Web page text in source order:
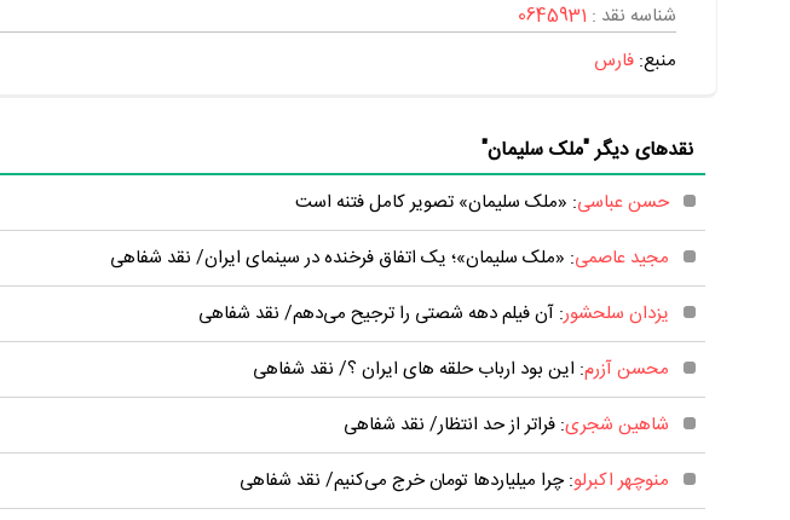
شناسه نقد : 0645931
منبع:فارس
نقدهای دیگر "ملک سلیمان"
حسن عباسی: «ملک سلیمان» تصویر کامل فتنه است
مجید عاصمی: «ملک سلیمان»؛ یک اتفاق فرخنده در سینمای ایران/ نقد شفاهی
یزدان سلحشور: آن فیلم دهه شصتی را ترجیح می‌دهم/ نقد شفاهی
محسن آزرم: این بود ارباب حلقه های ایران ؟/ نقد شفاهی
شاهین شجری: فراتر از حد انتظار/ نقد شفاهی
منوچهر اکبرلو: چرا میلیارد‌ها تومان خرج می‌کنیم/ نقد شفاهی